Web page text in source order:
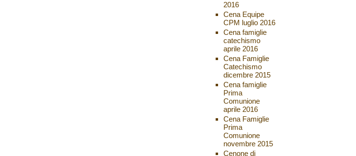
2016
Cena Equipe
CPM luglio 2016
Cena famiglie
catechismo
aprile 2016
Cena Famiglie
Catechismo
dicembre 2015
Cena famiglie
Prima
Comunione
aprile 2016
Cena Famiglie
Prima
Comunione
novembre 2015
Cenone di